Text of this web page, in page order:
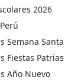
2026
Semana Santa
Fiestas Patrias
Año Nuevo